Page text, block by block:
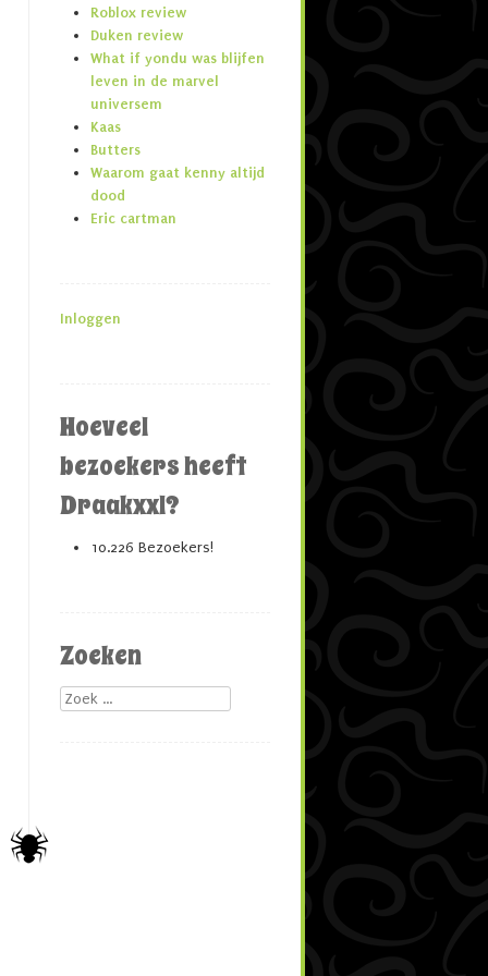
Roblox review
Duken review
What if yondu was blijfen
leven in de marvel
universem
Kaas
Butters
Waarom gaat kenny altijd
dood
Eric cartman
Inloggen
Hoeveel
bezoekers heeft
Draakxxl?
10.226 Bezoekers!
Zoeken
Zoek